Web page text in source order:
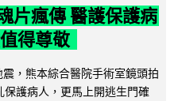
片瘋傳 醫護保護病
得尊敬
，熊本綜合醫院手術室鏡頭拍
護病人，更馬上開逃生門確